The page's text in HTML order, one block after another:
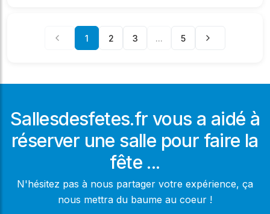
1 2 3 ... 5
Sallesdesfetes.fr vous a aidé à
réserver une salle pour faire la
fête ...
N'hésitez pas à nous partager votre expérience, ça
nous mettra du baume au coeur !